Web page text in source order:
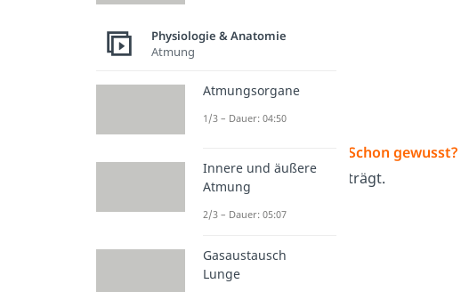
Schon gewusst?
trägt.
Physiologie & Anatomie
Atmung
Atmungsorgane
1/3 – Dauer: 04:50
Innere und äußere
Atmung
2/3 – Dauer: 05:07
Gasaustausch
Lunge